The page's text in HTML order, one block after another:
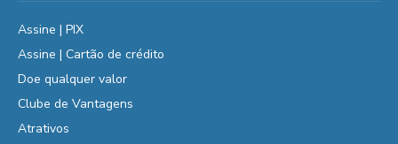
Assine | PIX
Assine | Cartão de crédito
Doe qualquer valor
Clube de Vantagens
Atrativos